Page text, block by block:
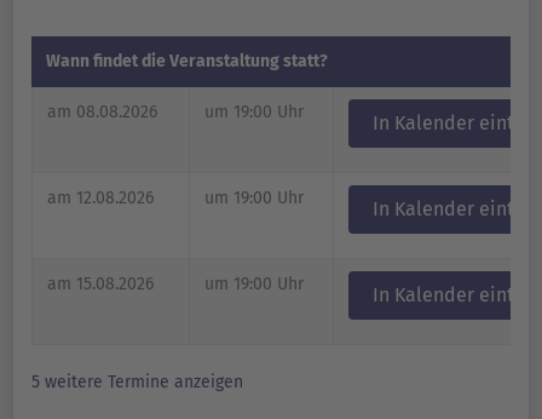
Wann findet die Veranstaltung statt?
am 08.08.2026 um 19:00 Uhr In Kalender
am 12.08.2026 um 19:00 Uhr In Kalender
am 15.08.2026 um 19:00 Uhr In Kalender
5 weitere Termine anzeigen